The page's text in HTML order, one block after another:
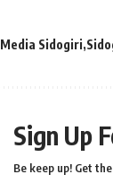
Media Sidogiri
Sign Up
Be keep up! Get